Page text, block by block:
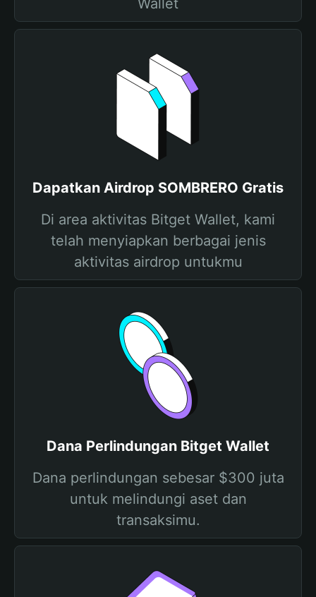
Wallet
Dapatkan Airdrop SOMBRERO Gratis
Di area aktivitas Bitget Wallet, kami
telah menyiapkan berbagai jenis
aktivitas airdrop untukmu
Dana Perlindungan Bitget Wallet
Dana perlindungan sebesar $300 juta
untuk melindungi aset dan
transaksimu.